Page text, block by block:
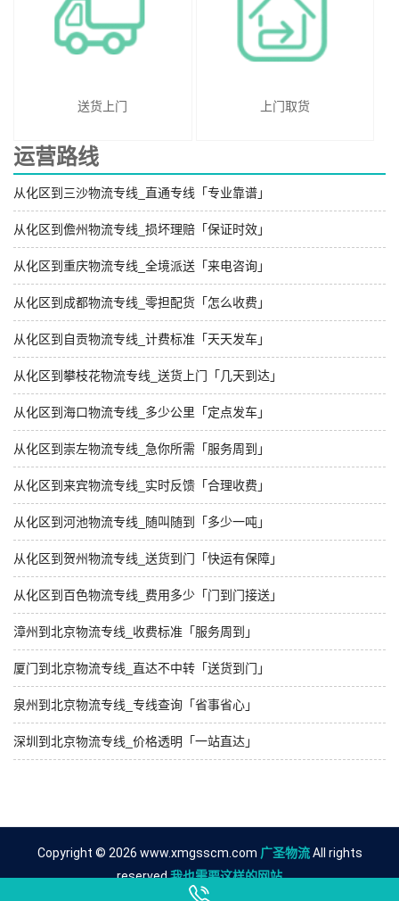
送货上门 上门取货
运营路线
从化区到三沙物流专线_直通专线「专业靠谱」
从化区到儋州物流专线_损坏理赔「保证时效」
从化区到重庆物流专线_全境派送「来电咨询」
从化区到成都物流专线_零担配货「怎么收费」
从化区到自贡物流专线_计费标准「天天发车」
从化区到攀枝花物流专线_送货上门「几天到达」
从化区到海口物流专线_多少公里「定点发车」
从化区到崇左物流专线_急你所需「服务周到」
从化区到来宾物流专线_实时反馈「合理收费」
从化区到河池物流专线_随叫随到「多少一吨」
从化区到贺州物流专线_送货到门「快运有保障」
从化区到百色物流专线_费用多少「门到门接送」
漳州到北京物流专线_收费标准「服务周到」
厦门到北京物流专线_直达不中转「送货到门」
泉州到北京物流专线_专线查询「省事省心」
深圳到北京物流专线_价格透明「一站直达」
Copyright © 2026 www.xmgsscm.com 广圣物流All rights
reserved.我也需要这样的网站